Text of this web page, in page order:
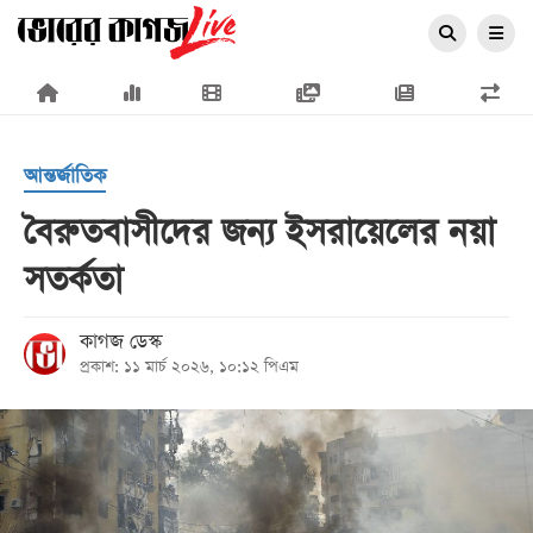
×
প্রচ্ছদ
জাতীয়
রাজনীতি
অর্থনীতি
আন্তর্জাতিক
সারাদেশ
আন্তর্জাতিক
বৈরুতবাসীদের জন্য ইসরায়েলের নয়া
সতর্কতা
কাগজ ডেস্ক
প্রকাশ: ১১ মার্চ ২০২৬, ১০:১২ পিএম